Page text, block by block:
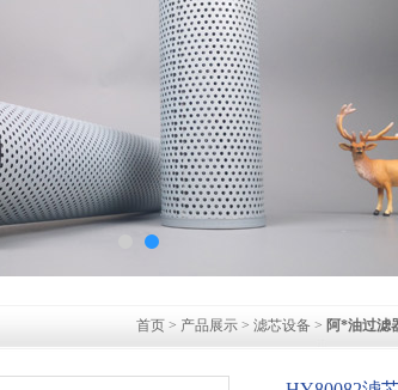
首页 > 产品展示 > 滤芯设备 > 阿*油过滤